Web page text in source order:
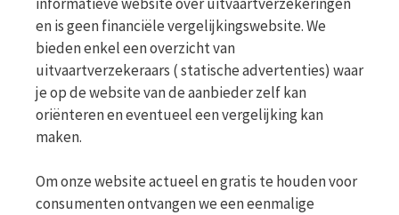
en is geen financiële vergelijkingswebsite. We
bieden enkel een overzicht van
uitvaartverzekeraars ( statische advertenties) waar
je op de website van de aanbieder zelf kan
oriënteren en eventueel een vergelijking kan
maken.
Om onze website actueel en gratis te houden voor
consumenten ontvangen we een eenmalige